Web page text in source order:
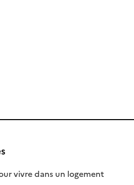
vivre dans un logement: disponible
: non